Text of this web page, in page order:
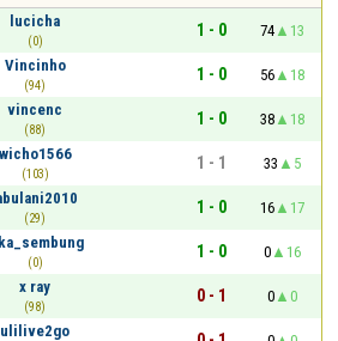
lucicha
(0)
1 - 0 74
13
Vincinho
(94)
1 - 0 56
18
vincenc
(88)
1 - 0 38
18
wicho1566
(103)
1 - 1 33
5
(29)
1 - 0 16
17
(0)
1 - 0 0
16
x ray
(98)
0 - 1 0
0
ulilive2go